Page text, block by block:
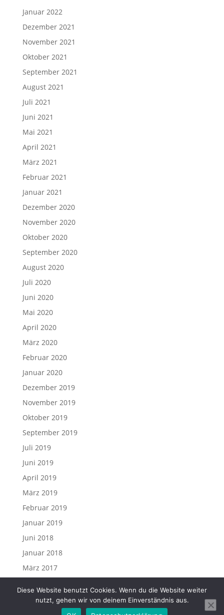
Januar 2022
Dezember 2021
November 2021
Oktober 2021
September 2021
August 2021
Juli 2021
Juni 2021
Mai 2021
April 2021
März 2021
Februar 2021
Januar 2021
Dezember 2020
November 2020
Oktober 2020
September 2020
August 2020
Juli 2020
Juni 2020
Mai 2020
April 2020
März 2020
Februar 2020
Januar 2020
Dezember 2019
November 2019
Oktober 2019
September 2019
Juli 2019
Juni 2019
April 2019
März 2019
Februar 2019
Januar 2019
Juni 2018
Januar 2018
März 2017
Diese Website benutzt Cookies. Wenn du die Website weiter
nutzt, gehen wir von deinem Einverständnis aus.